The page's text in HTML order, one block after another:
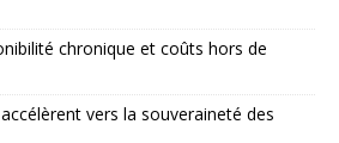
chronique et coûts hors de
vers la souveraineté des